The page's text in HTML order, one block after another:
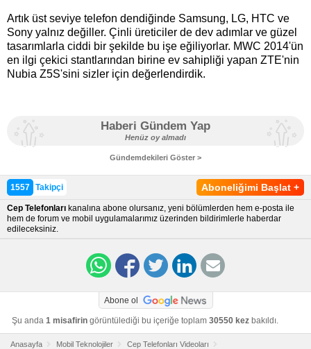
Artık üst seviye telefon dendiğinde Samsung, LG, HTC ve
Sony yalnız değiller. Çinli üreticiler de dev adımlar ve güzel
tasarımlarla ciddi bir şekilde bu işe eğiliyorlar. MWC 2014'ün
en ilgi çekici stantlarından birine ev sahipliği yapan ZTE'nin
Nubia Z5S'sini sizler için değerlendirdik.
Haberi Gündem Yap
Henüz oy almadı
Gündemdekileri Göster >
Aboneliğimi Başlat +
1557 Takipçi
Cep Telefonları kanalına abone olursanız, yeni bölümlerden hem e-posta ile
hem de forum ve mobil uygulamalarımız üzerinden bildirimlerle haberdar
edileceksiniz.
Abone ol
Şu anda 1 misafirin görüntülediği bu içeriğe toplam 30550 kez bakıldı.
Anasayfa Mobil Teknolojiler
Cep Telefonları Videoları